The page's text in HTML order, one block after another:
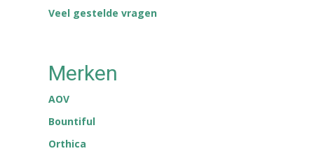
Veel gestelde vragen
Merken
AOV
Bountiful
Orthica